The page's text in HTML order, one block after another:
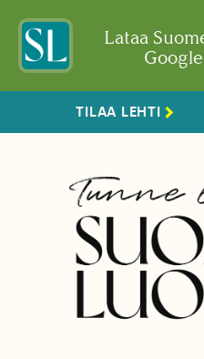
Lataa
TILAA LEHTI